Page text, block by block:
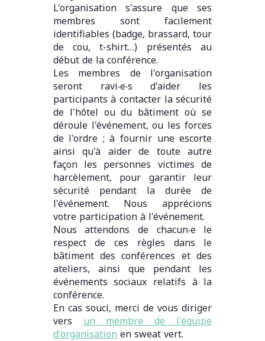
L'organisation s'assure que ses
membres sont facilement
identifiables (badge, brassard, tour
de cou, t-shirt…) présentés au
début de la conférence.
Les membres de l'organisation
seront ravi‧e‧s d'aider les
participants à contacter la sécurité
de l'hôtel ou du bâtiment où se
déroule l'événement, ou les forces
de l'ordre ; à fournir une escorte
ainsi qu'à aider de toute autre
façon les personnes victimes de
harcèlement, pour garantir leur
sécurité pendant la durée de
l'événement. Nous apprécions
votre participation à l'événement.
Nous attendons de chacun‧e le
respect de ces règles dans le
bâtiment des conférences et des
ateliers, ainsi que pendant les
événements sociaux relatifs à la
conférence.
En cas souci, merci de vous diriger
vers un membre de l'équipe
d'organisation en sweat vert.